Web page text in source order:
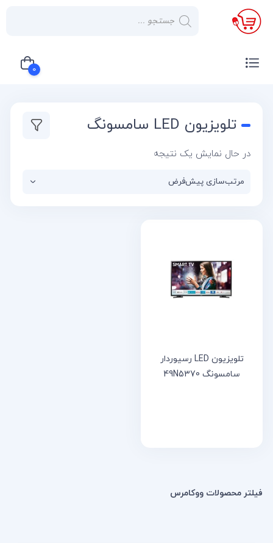
×
صفحه
صوتی و
گازی
0
سبد خرید شما خالی است تلویزیون LED سامسونگ
در حال نمایش یک نتیجه
تلویزیون LED رسیوردار
سامسونگ 49N5370
فیلتر محصولات ووکامرس